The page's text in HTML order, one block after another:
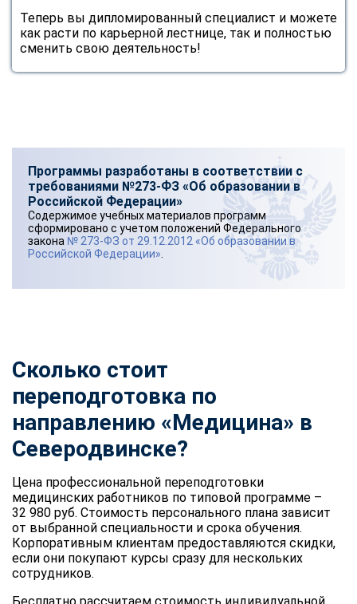
Теперь вы дипломированный специалист и можете
как расти по карьерной лестнице, так и полностью
сменить свою деятельность!
Программы разработаны в соответствии с
требованиями №273-ФЗ «Об образовании в
Российской Федерации»
Содержимое учебных материалов программ
сформировано с учетом положений Федерального
закона № 273-ФЗ от 29.12.2012 «Об образовании в
Российской Федерации»
Сколько стоит
переподготовка по
направлению «Медицина» в
Северодвинске?
Цена профессиональной переподготовки
медицинских работников по типовой программе –
32 980 руб. Стоимость персонального плана зависит
от выбранной специальности и срока обучения.
Корпоративным клиентам предоставляются скидки,
если они покупают курсы сразу для нескольких
сотрудников.